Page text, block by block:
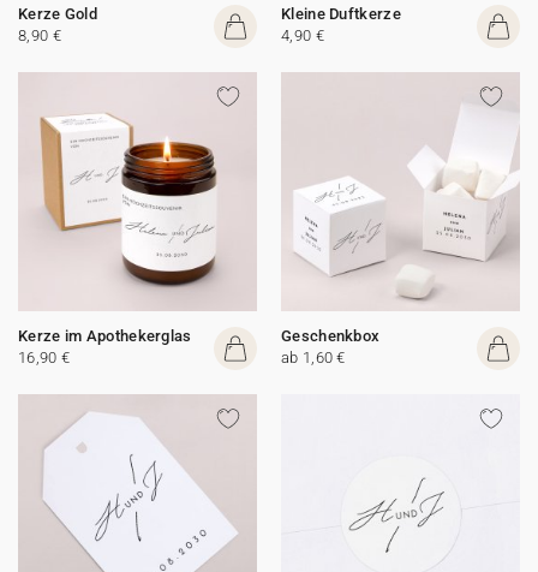
Kerze Gold
8,90 €
Kleine Duftkerze
4,90 €
Kerze im Apothekerglas
16,90 €
Geschenkbox
ab 1,60 €